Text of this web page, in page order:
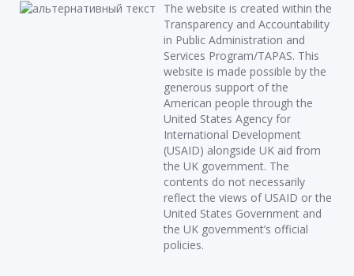
The website is created within the
Transparency and Accountability
in Public Administration and
Services Program/TAPAS. This
website is made possible by the
generous support of the
American people through the
United States Agency for
International Development
(USAID) alongside UK aid from
the UK government. The
contents do not necessarily
reflect the views of USAID or the
United States Government and
the UK government’s official
policies.